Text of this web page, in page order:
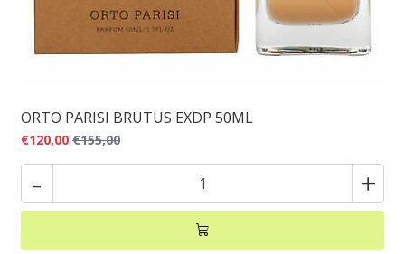
ORTO PARISI BRUTUS EXDP 50ML
€120,00 €155,00
- +